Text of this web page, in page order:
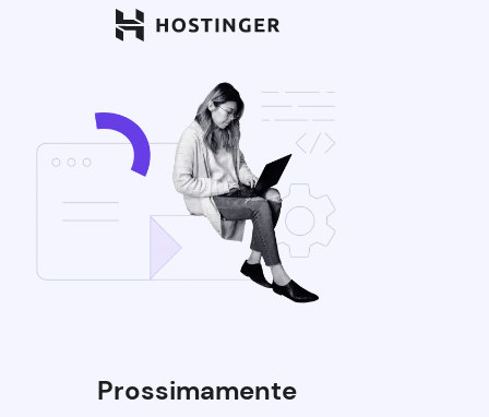
Prossimamente